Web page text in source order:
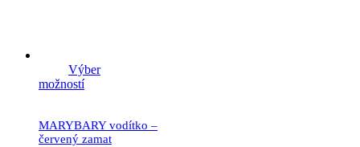
Výber
možností
MARYBARY vodítko –
červený zamat